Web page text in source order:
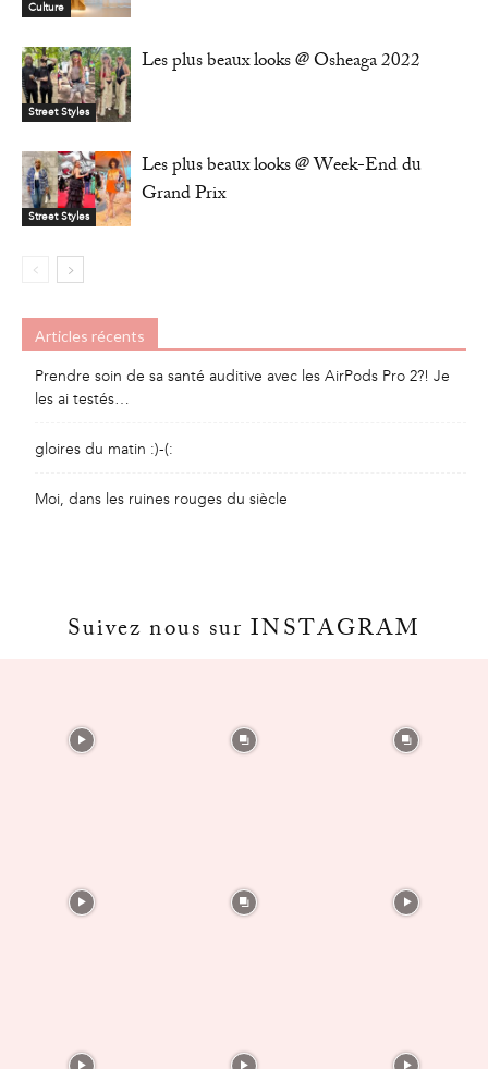
Culture
Street Styles
Les plus beaux looks @ Osheaga 2022
Street Styles
Les plus beaux looks @ Week-End du
Grand Prix
Articles récents
Prendre soin de sa santé auditive avec les AirPods Pro 2?! Je
les ai testés…
gloires du matin :)-(:
Moi, dans les ruines rouges du siècle
Suivez nous sur INSTAGRAM